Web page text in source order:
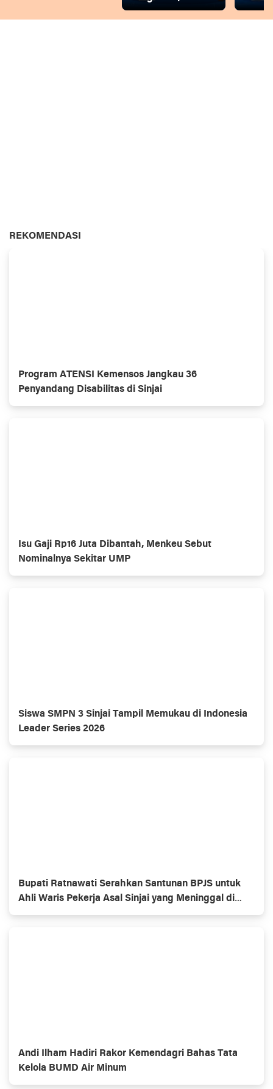
REKOMENDASI
Program ATENSI Kemensos Jangkau 36
Penyandang Disabilitas di Sinjai
Isu Gaji Rp16 Juta Dibantah, Menkeu Sebut
Nominalnya Sekitar UMP
Siswa SMPN 3 Sinjai Tampil Memukau di Indonesia
Leader Series 2026
Bupati Ratnawati Serahkan Santunan BPJS untuk
Ahli Waris Pekerja Asal Sinjai yang Meninggal di
Morowali
Andi Ilham Hadiri Rakor Kemendagri Bahas Tata
Kelola BUMD Air Minum